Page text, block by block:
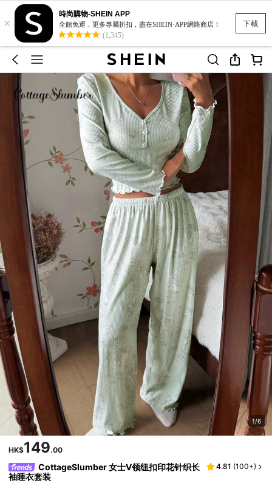
下載
×
時尚購物-SHEIN APP
全館免運，更多專屬折扣，盡在SHEIN·APP網路商店！
(1,345)
1/6
HK$149.00
CottageSlumber 女士V领纽扣印花针织长
袖睡衣套装
4.81 (100+)